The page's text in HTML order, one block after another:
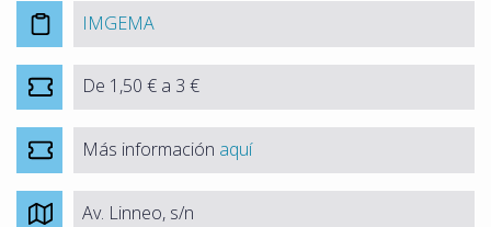
IMGEMA
De 1,50 € a 3 €
Más información aquí
Av. Linneo, s/n